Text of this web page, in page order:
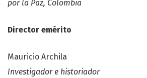
por la Paz, Colombia
Director emérito
Mauricio Archila
Investigador e historiador